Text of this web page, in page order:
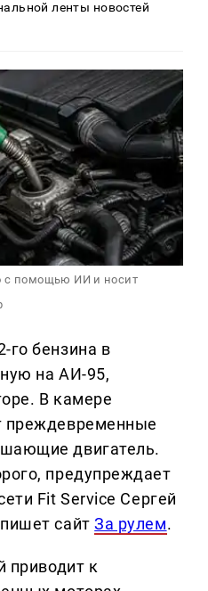
ленты новостей
с помощью ИИ и носит
го бензина в
на АИ-95,
В камере
преждевременные
двигатель.
предупреждает
Fit Service Сергей
сайтЗа рулем.
приводит к